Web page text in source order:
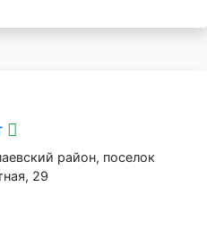
район, поселок
29